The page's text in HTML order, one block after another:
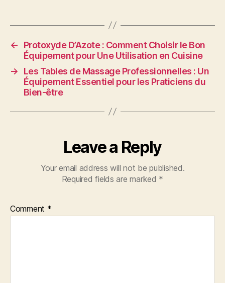
←
Protoxyde D’Azote : Comment Choisir le Bon
Équipement pour Une Utilisation en Cuisine
→
Les Tables de Massage Professionnelles : Un
Équipement Essentiel pour les Praticiens du
Bien-être
Leave a Reply
Your email address will not be published.
Required fields are marked *
Comment *